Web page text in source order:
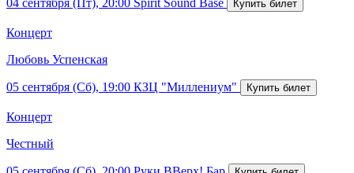
04 сентября (Пт), 20:00 Spirit Sound Base
Концерт
Любовь Успенская
05 сентября (Сб), 19:00 КЗЦ "Миллениум"
Концерт
Честный